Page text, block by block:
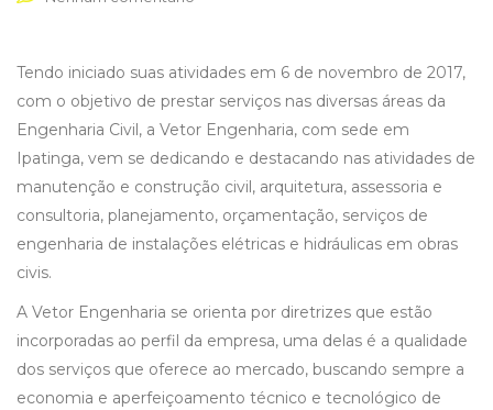
Tendo iniciado suas atividades em 6 de novembro de 2017,
com o objetivo de prestar serviços nas diversas áreas da
Engenharia Civil, a Vetor Engenharia, com sede em
Ipatinga, vem se dedicando e destacando nas atividades de
manutenção e construção civil, arquitetura, assessoria e
consultoria, planejamento, orçamentação, serviços de
engenharia de instalações elétricas e hidráulicas em obras
civis.
A Vetor Engenharia se orienta por diretrizes que estão
incorporadas ao perfil da empresa, uma delas é a qualidade
dos serviços que oferece ao mercado, buscando sempre a
economia e aperfeiçoamento técnico e tecnológico de